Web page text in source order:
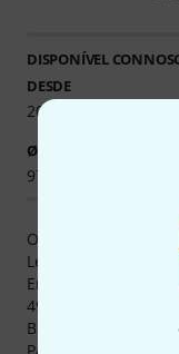
DISPONÍVEL
DESDE
2017
Ø DISPONIBILIDADE
97.25% (1 ano)
Os produtos de
Letónia e
Em Thomann
49 disponíveis no
Bubblebee desde